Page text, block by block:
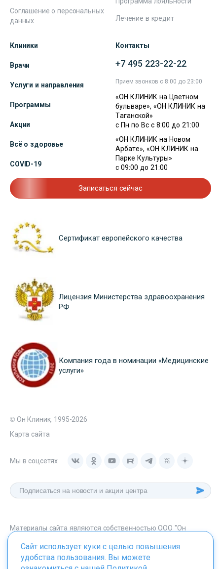
Соглашение о персональных
данных
Лечение в кредит
Клиники
Врачи
Услуги и направления
Программы
Акции
Всё о здоровье
COVID-19
Контакты
+7 495 223-22-22
Прием звонков с 8:00 до 23:00
«ОН КЛИНИК на Цветном
бульваре», «ОН КЛИНИК на
Таганской»
с Пн по Вс с 8:00 до 21:00
«ОН КЛИНИК на Новом
Арбате», «ОН КЛИНИК на
Парке Культуры»
с 09:00 до 21:00
Записаться сейчас
Сертификат европейского качества
Лицензия Министерства здравоохранения
РФ
Компания года в номинации «Медицинские
услуги»
© Он Клиник, 1995-2026
Карта сайта
Мы в соцсетях
Материалы сайта являются собственностью ООО "Он
onclinic.ru запрещено в соответствии со статьей 1259 ГК. РФ.
Сайт использует куки с целью повышения
удобства пользования. Вы можете